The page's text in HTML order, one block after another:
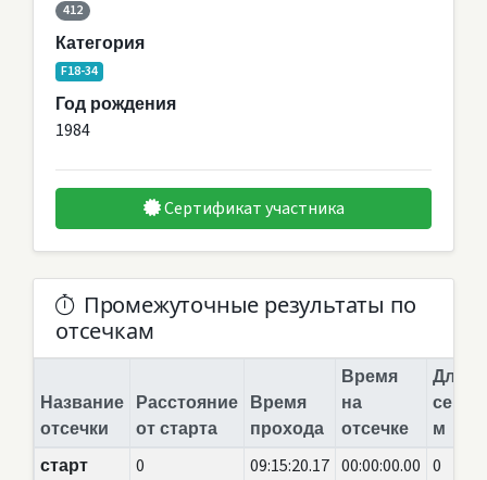
412
Категория
F18-34
Год рождения
1984
Сертификат участника
Промежуточные результаты по
отсечкам
Название
отсечки
Расстояние
от старта
Время
прохода
Время
на
отсечке
Длина
м
старт
0 09:15:20.17 00:00:00.00 0